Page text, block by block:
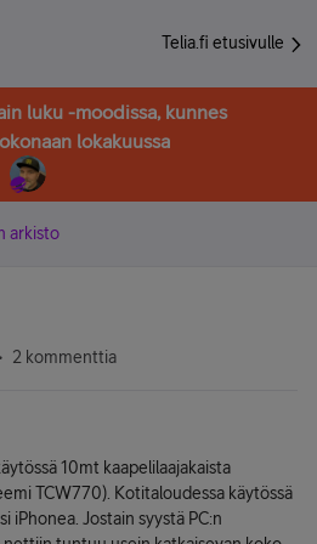
Telia.fi etusivulle
luku -moodissa, kunnes
lokakuussa
arkisto
2 kommenttia
10mt kaapelilaajakaista
TCW770). Kotitaloudessa käytössä
iPhonea. Jostain syystä PC:n